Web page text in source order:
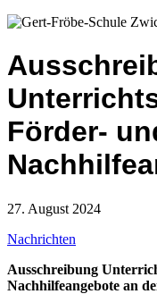
Förder-
27. August 2024
Nachrichten
Ausschreibung
Nachhilfeangebote an